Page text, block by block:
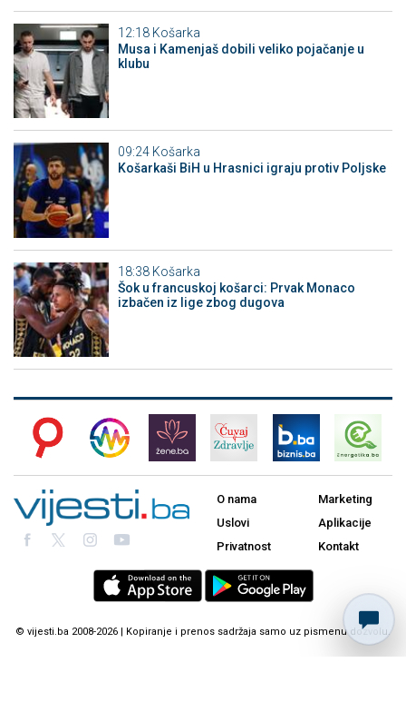
12:18 Košarka
Musa i Kamenjaš dobili veliko pojačanje u
klubu
09:24 Košarka
Košarkaši BiH u Hrasnici igraju protiv Poljske
18:38 Košarka
Šok u francuskoj košarci: Prvak Monaco
izbačen iz lige zbog dugova
O nama
Uslovi
Privatnost
Marketing
Aplikacije
Kontakt
© vijesti.ba 2008-2026 | Kopiranje i prenos sadržaja samo uz pismenu dozvolu.